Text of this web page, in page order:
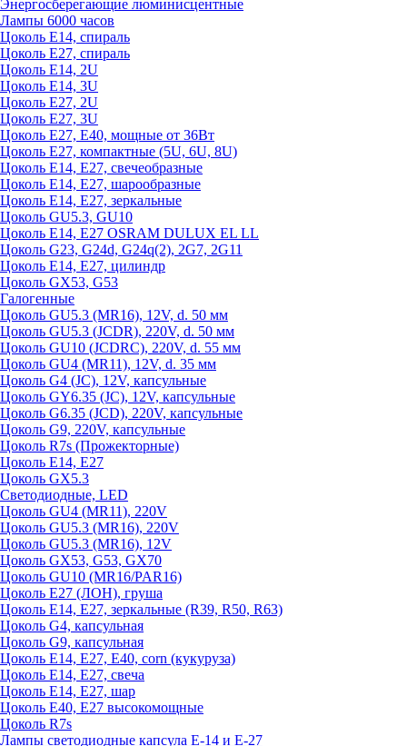
Энергосберегающие люминисцентные
Лампы 6000 часов
Цоколь Е14, спираль
Цоколь Е27, спираль
Цоколь Е14, 2U
Цоколь Е14, 3U
Цоколь Е27, 2U
Цоколь Е27, 3U
Цоколь Е27, Е40, мощные от 36Вт
Цоколь Е27, компактные (5U, 6U, 8U)
Цоколь Е14, Е27, свечеобразные
Цоколь Е14, Е27, шарообразные
Цоколь Е14, Е27, зеркальные
Цоколь GU5.3, GU10
Цоколь Е14, Е27 OSRAM DULUX EL LL
Цоколь G23, G24d, G24q(2), 2G7, 2G11
Цоколь Е14, Е27, цилиндр
Цоколь GX53, G53
Галогенные
Цоколь GU5.3 (MR16), 12V, d. 50 мм
Цоколь GU5.3 (JCDR), 220V, d. 50 мм
Цоколь GU10 (JCDRC), 220V, d. 55 мм
Цоколь GU4 (MR11), 12V, d. 35 мм
Цоколь G4 (JC), 12V, капсульные
Цоколь GY6.35 (JC), 12V, капсульные
Цоколь G6.35 (JCD), 220V, капсульные
Цоколь G9, 220V, капсульные
Цоколь R7s (Прожекторные)
Цоколь E14, E27
Цоколь GX5.3
Светодиодные, LED
Цоколь GU4 (MR11), 220V
Цоколь GU5.3 (MR16), 220V
Цоколь GU5.3 (MR16), 12V
Цоколь GX53, G53, GX70
Цоколь GU10 (MR16/PAR16)
Цоколь Е27 (ЛОН), груша
Цоколь Е14, Е27, зеркальные (R39, R50, R63)
Цоколь G4, капсульная
Цоколь G9, капсульная
Цоколь Е14, Е27, Е40, corn (кукуруза)
Цоколь Е14, Е27, свеча
Цоколь Е14, Е27, шар
Цоколь Е40, Е27 высокомощные
Цоколь R7s
Лампы светодиодные капсула Е-14 и Е-27